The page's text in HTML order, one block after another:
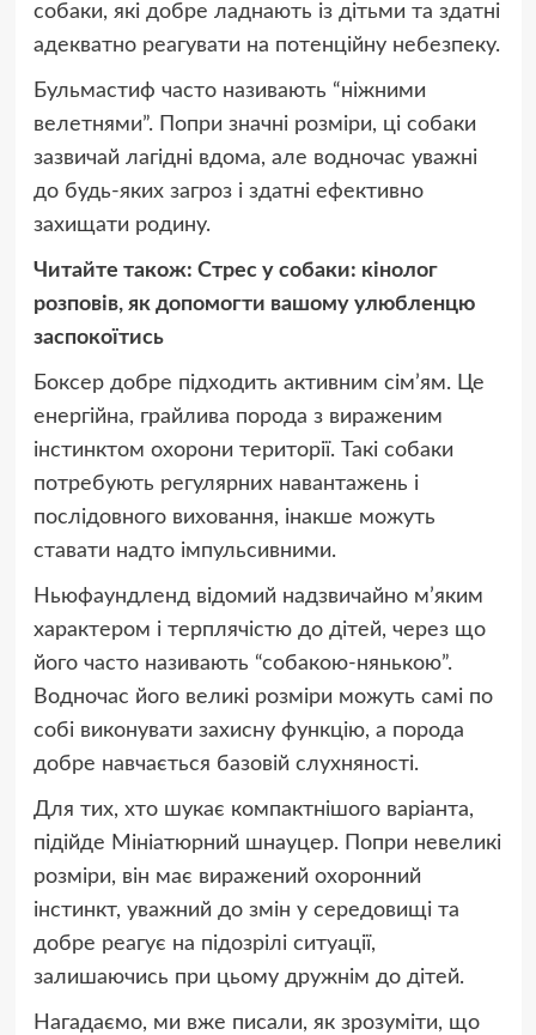
собаки, які добре ладнають із дітьми та здатні
адекватно реагувати на потенційну небезпеку.
Бульмастиф часто називають “ніжними
велетнями”. Попри значні розміри, ці собаки
зазвичай лагідні вдома, але водночас уважні
до будь-яких загроз і здатні ефективно
захищати родину.
Читайте також: Стрес у собаки: кінолог
розповів, як допомогти вашому улюбленцю
заспокоїтись
Боксер добре підходить активним сім’ям. Це
енергійна, грайлива порода з вираженим
інстинктом охорони території. Такі собаки
потребують регулярних навантажень і
послідовного виховання, інакше можуть
ставати надто імпульсивними.
Ньюфаундленд відомий надзвичайно м’яким
характером і терплячістю до дітей, через що
його часто називають “собакою-нянькою”.
Водночас його великі розміри можуть самі по
собі виконувати захисну функцію, а порода
добре навчається базовій слухняності.
Для тих, хто шукає компактнішого варіанта,
підійде Мініатюрний шнауцер. Попри невеликі
розміри, він має виражений охоронний
інстинкт, уважний до змін у середовищі та
добре реагує на підозрілі ситуації,
залишаючись при цьому дружнім до дітей.
Нагадаємо, ми вже писали, як зрозуміти, що